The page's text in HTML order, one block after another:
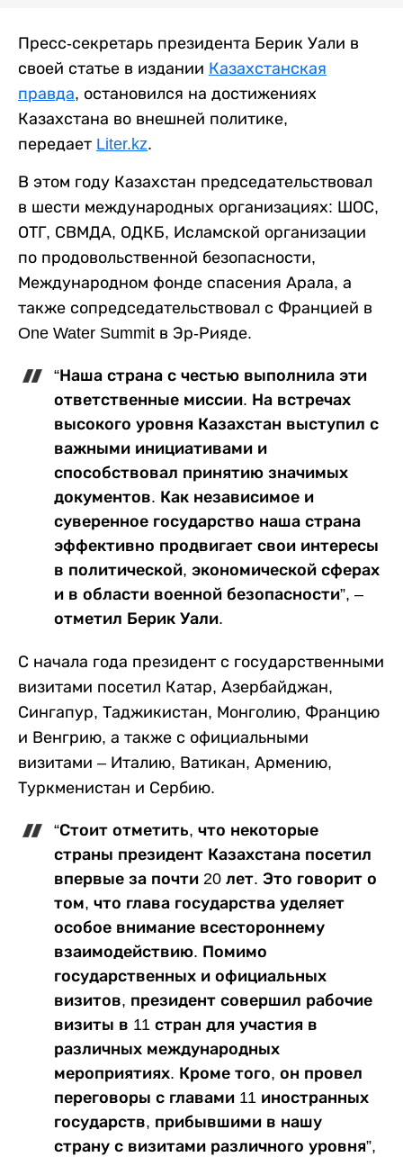
Пресс-секретарь президента Берик Уали в
своей статье в издании Казахстанская
правда, остановился на достижениях
Казахстана во внешней политике,
передает Liter.kz.
В этом году Казахстан председательствовал
в шести международных организациях: ШОС,
ОТГ, СВМДА, ОДКБ, Исламской организации
по продовольственной безопас­ности,
Международном фонде спасения Арала, а
также сопредседательствовал с Францией в
One Water Summit в Эр-Рияде.
“Наша страна с честью выполнила эти
ответственные миссии. На встречах
высокого уровня Казахстан выступил с
важными инициативами и
способствовал принятию значимых
документов. Как независимое и
суверенное государство наша страна
эффективно продвигает свои интересы
в политической, экономической сферах
и в области военной безо­пасности”, –
отметил Берик Уали.
С начала года президент с государственными
визитами посетил Катар, Азербайджан,
Сингапур, Таджикистан, Монголию, Францию
и Венгрию, а также с официальными
визитами – Италию, Ватикан, Армению,
Туркменистан и Сербию.
“Стоит отметить, что некоторые
страны президент Казахстана посетил
впервые за почти 20 лет. Это говорит о
том, что глава государства уделяет
особое внимание всестороннему
взаимодействию. Помимо
государственных и официальных
визитов, президент совершил рабочие
визиты в 11 стран для участия в
различных международных
мероприятиях. Кроме того, он провел
переговоры с главами 11 иностранных
государств, прибывшими в нашу
страну с визитами различного уровня”,